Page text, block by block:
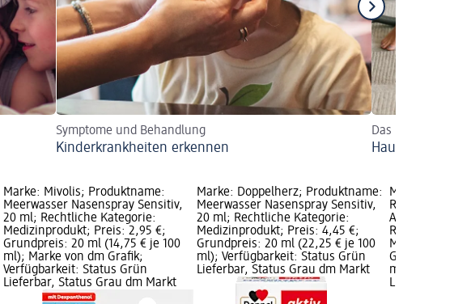
Symptome und Behandlung
Kinderkrankheiten erkennen
Das hilft
Marke: Mivolis; Produktname:
Meerwasser Nasenspray Sensitiv,
20 ml; Rechtliche Kategorie:
Medizinprodukt; Preis: 2,95 €;
Grundpreis: 20 ml (14,75 € je 100
ml); Marke von dm Grafik;
Verfügbarkeit: Status Grün
Lieferbar, Status Grau dm Markt
Marke: Doppelherz; Produktname:
Meerwasser Nasenspray Sensitiv,
20 ml; Rechtliche Kategorie:
Medizinprodukt; Preis: 4,45 €;
Grundpreis: 20 ml (22,25 € je 100
ml); Verfügbarkeit: Status Grün
Lieferbar, Status Grau dm Markt
Marke:
Rhinolind
Rechtliche
ml);
Lieferbar,